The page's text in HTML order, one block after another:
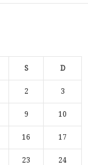
S D
2 3
9 10
16 17
23 24